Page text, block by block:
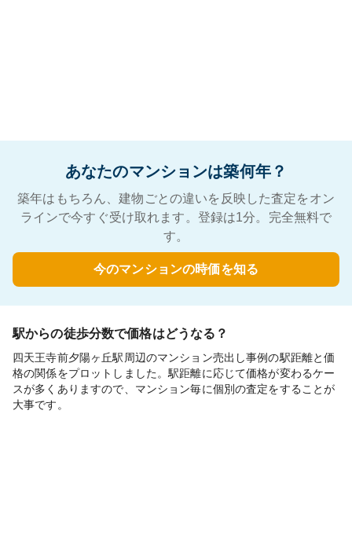
あなたのマンションは築何年？
築年はもちろん、建物ごとの違いを反映した査定をオン
ラインで今すぐ受け取れます。登録は1分。完全無料で
す。
今のマンションの時価を知る
駅からの徒歩分数で価格はどうなる？
四天王寺前夕陽ヶ丘駅周辺のマンション売出し事例の駅距離と価
格の関係をプロットしました。駅距離に応じて価格が変わるケー
スが多くありますので、マンション毎に個別の査定をすることが
大事です。